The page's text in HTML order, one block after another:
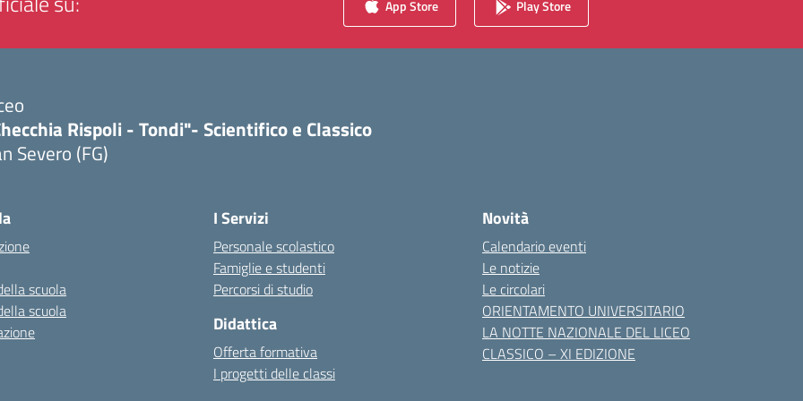
App Store Play Store
Rispoli - Tondi"- Scientifico e Classico
Severo (FG)
scuola
scuola
I Servizi
Personale scolastico
Famiglie e studenti
Percorsi di studio
Didattica
Offerta formativa
I progetti delle classi
Novità
Calendario eventi
Le notizie
Le circolari
ORIENTAMENTO UNIVERSITARIO
LA NOTTE NAZIONALE DEL LICEO
CLASSICO – XI EDIZIONE